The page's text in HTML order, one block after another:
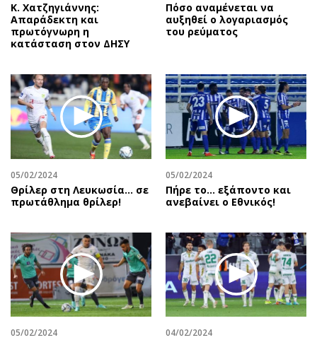
Κ. Χατζηγιάννης:
Απαράδεκτη και
πρωτόγνωρη η
κατάσταση στον ΔΗΣΥ
Πόσο αναμένεται να
αυξηθεί ο λογαριασμός
του ρεύματος
05/02/2024
Θρίλερ στη Λευκωσία... σε
πρωτάθλημα θρίλερ!
05/02/2024
Πήρε το… εξάποντο και
ανεβαίνει ο Εθνικός!
05/02/2024 04/02/2024